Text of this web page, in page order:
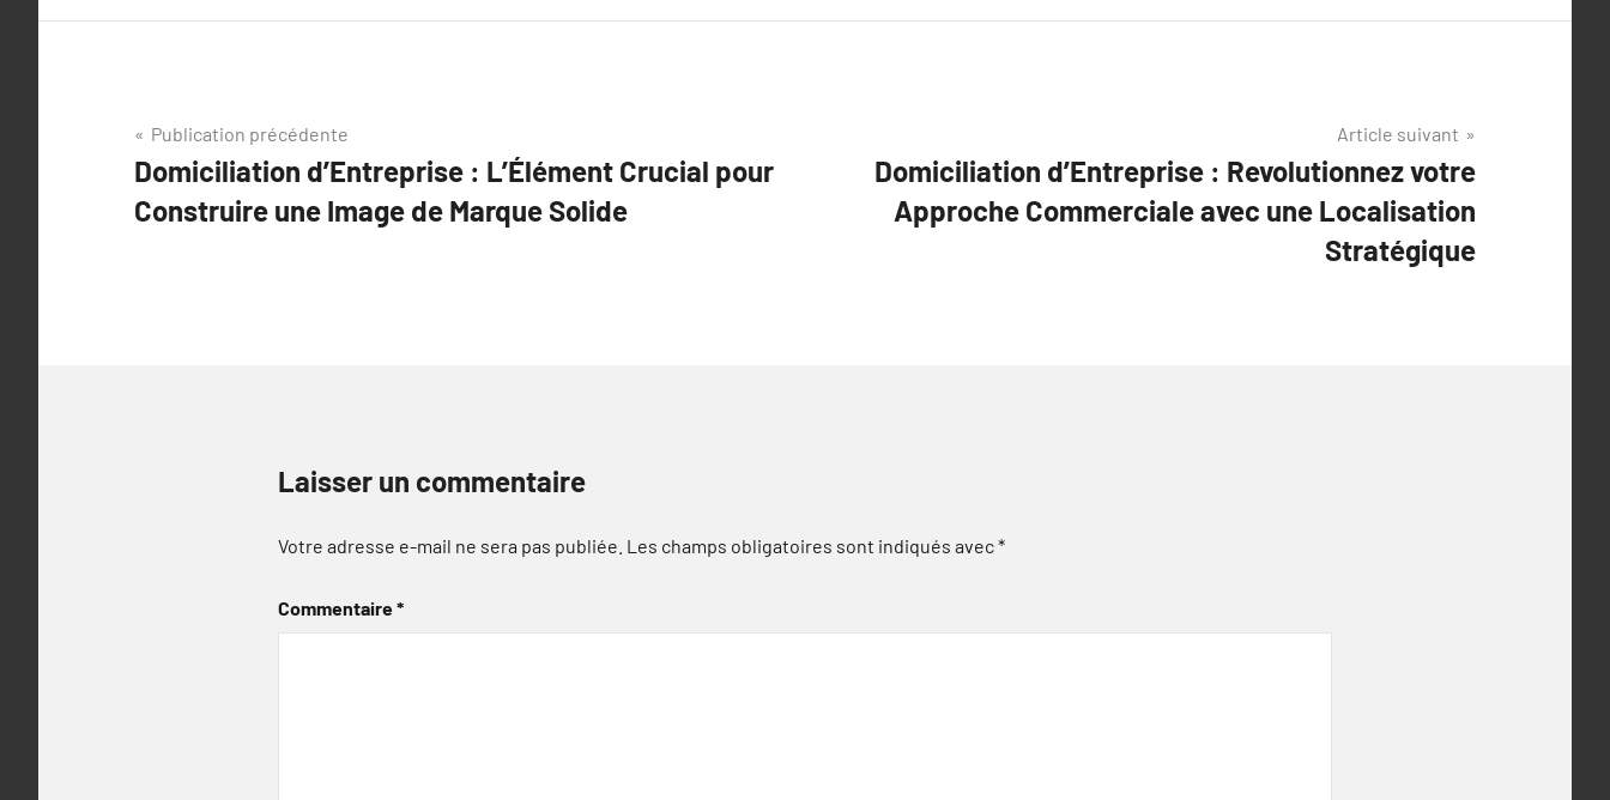
Navigation
de
l’article
Publication précédente
Domiciliation d’Entreprise : L’Élément Crucial pour
Construire une Image de Marque Solide
Article suivant
Domiciliation d’Entreprise : Revolutionnez votre
Approche Commerciale avec une Localisation
Stratégique
Laisser un commentaire
Votre adresse e-mail ne sera pas publiée. Les champs obligatoires sont indiqués avec*
Commentaire*